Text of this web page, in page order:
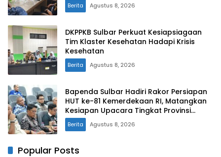
Berita Agustus 8, 2026
DKPPKB Sulbar Perkuat Kesiapsiagaan
Tim Klaster Kesehatan Hadapi Krisis
Kesehatan
Berita Agustus 8, 2026
Bapenda Sulbar Hadiri Rakor Persiapan
HUT ke-81 Kemerdekaan RI, Matangkan
Kesiapan Upacara Tingkat Provinsi
Sulawesi Barat
Berita Agustus 8, 2026
Popular Posts